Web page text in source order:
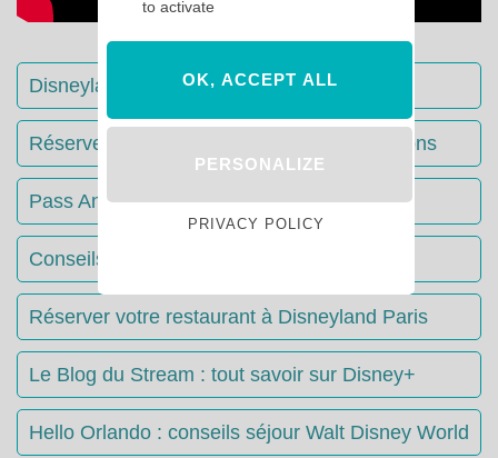
Disneyland Paris : Le guide complet
Réserver votre séjour : toutes les informations
Pass Annuels Disney : informations
Conseils & Astuces Disneyland Paris
Réserver votre restaurant à Disneyland Paris
Le Blog du Stream : tout savoir sur Disney+
Hello Orlando : conseils séjour Walt Disney World
to activate
OK, ACCEPT ALL
PERSONALIZE
PRIVACY POLICY